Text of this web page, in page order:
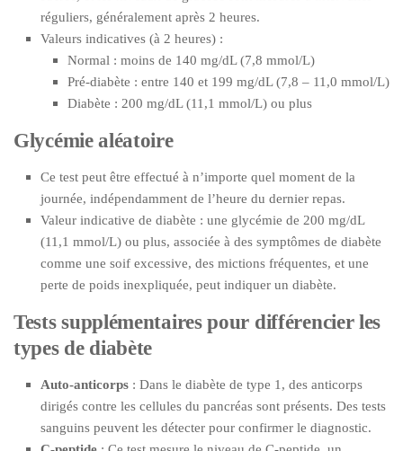
réguliers, généralement après 2 heures.
Valeurs indicatives (à 2 heures) :
Normal : moins de 140 mg/dL (7,8 mmol/L)
Pré-diabète : entre 140 et 199 mg/dL (7,8 – 11,0 mmol/L)
Diabète : 200 mg/dL (11,1 mmol/L) ou plus
Glycémie aléatoire
Ce test peut être effectué à n’importe quel moment de la
journée, indépendamment de l’heure du dernier repas.
Valeur indicative de diabète : une glycémie de 200 mg/dL
(11,1 mmol/L) ou plus, associée à des symptômes de diabète
comme une soif excessive, des mictions fréquentes, et une
perte de poids inexpliquée, peut indiquer un diabète.
Tests supplémentaires pour différencier les
types de diabète
Auto-anticorps : Dans le diabète de type 1, des anticorps
dirigés contre les cellules du pancréas sont présents. Des tests
sanguins peuvent les détecter pour confirmer le diagnostic.